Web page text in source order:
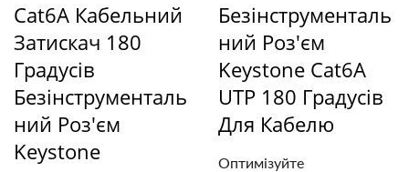
Cat6A Кабельний
Затискач 180
Градусів
Безінструменталь
Ний Роз'єм
Keystone
Безінструменталь
Ний Роз'єм
Keystone Cat6A
UTP 180 Градусів
Для Кабелю
Оптимізуйте